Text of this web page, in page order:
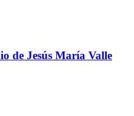
de Jesús María Valle